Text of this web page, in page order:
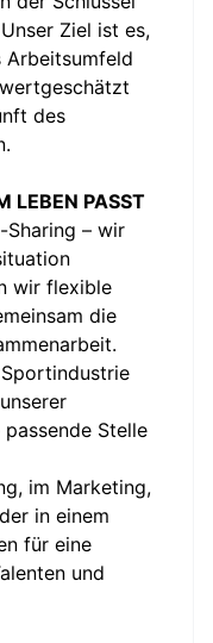
Ziel ist es,
Arbeitsumfeld
des
LEBEN PASST
– wir
wir flexible
die
Stelle
im Marketing,
in einem
für eine
und